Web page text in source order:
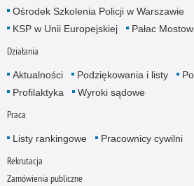
Ośrodek Szkolenia Policji w Warszawie
KSP w Unii Europejskiej
Pałac
Działania
Aktualności Podziękowania i listy
Profilaktyka
Wyroki sądowe
Praca
Listy rankingowe Pracownicy cywilni
Rekrutacja
Zamówienia publiczne